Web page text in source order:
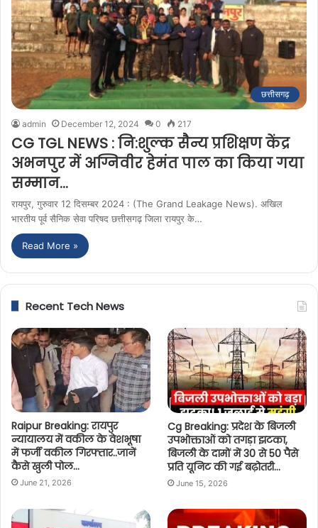
छत्तीसगढ़
admin December 12, 2024 0 217
CG TGL NEWS : नि:शुल्क सैन्य प्रशिक्षण केंद्र
अभनपुर में अग्निवीर हेमंत पाल का किया गया
सम्मान…
रायपुर, गुरुवार 12 दिसम्बर 2024 : (The Grand Leakage News). अखिल
भारतीय पूर्व सैनिक सेवा परिषद छत्तीसगढ़ जिला रायपुर के…
Read More »
Recent Tech News
Raipur Breaking: रायपुर
न्यायालय में वकील के वेशभूषा
में फर्जी वकील गिरफ्तार..जानें
कैसे खुली पोल…
June 21, 2026
Cg Breaking: प्रदेश के बिजली
उपभोक्ताओं को तगड़ा झटका,
बिजली के दामों में 30 से 50 पैसे
प्रति यूनिट की गई बढ़ोतरी…
June 15, 2026